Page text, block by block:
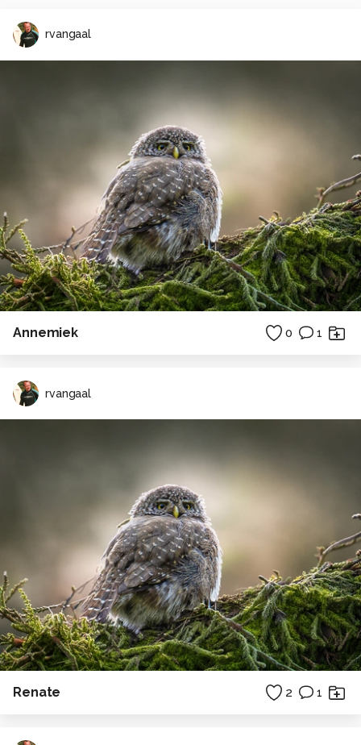
rvangaal
Annemiek 0 1
rvangaal
Renate 2 1